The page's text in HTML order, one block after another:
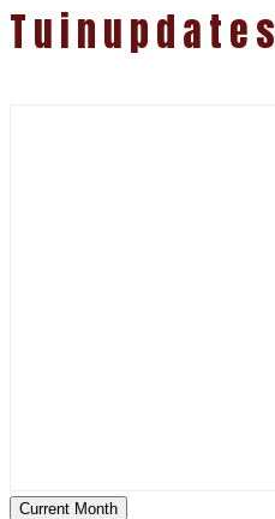
Tuinupdates
Current Month